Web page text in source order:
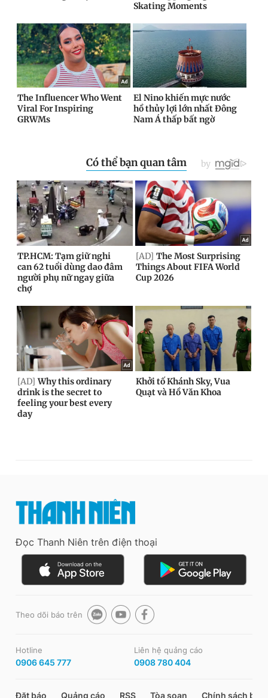
Đọc Thanh Niên trên điện thoại
Theo dõi báo trên
Hotline
0906 645 777
Liên hệ quảng cáo
0908 780 404
Đặt báo Quảng cáo RSS Tòa soạn Chính sách bảo